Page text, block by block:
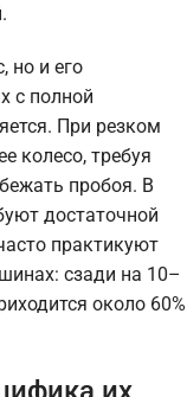
но и его
с полной
При резком
колесо, требуя
пробоя. В
достаточной
практикуют
сзади на 10–
около 60%